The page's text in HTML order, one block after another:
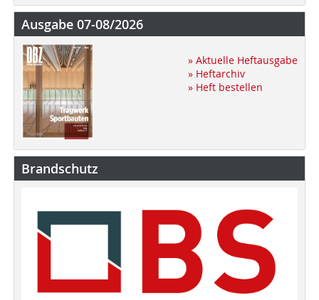
Ausgabe 07-08/2026
» Aktuelle Heftausgabe
» Heftarchiv
» Heft bestellen
Brandschutz